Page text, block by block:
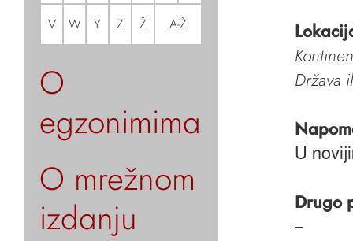
V W Y Z Ž A-Ž
O
egzonimima
O mrežnom
izdanju
Država
U
Drugo
–